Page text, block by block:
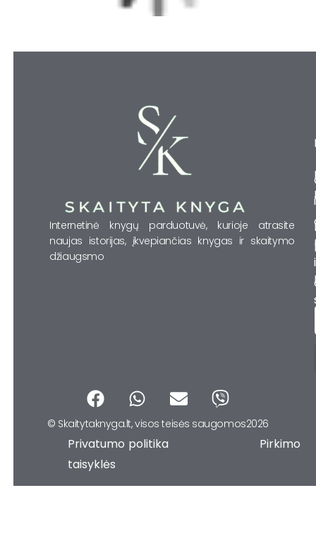
Internetinė knygų parduotuvė, kurioje atrasite
naujas istorijas, įkvepiančias knygas ir skaitymo
džiaugsmo
F
a
c
e
b
o
W
h
a
t
a
E
n
v
o
V
b
© Skaitytaknyga.lt, visos teisės saugomos2026
Privatumo politika Pirkimo
taisyklės